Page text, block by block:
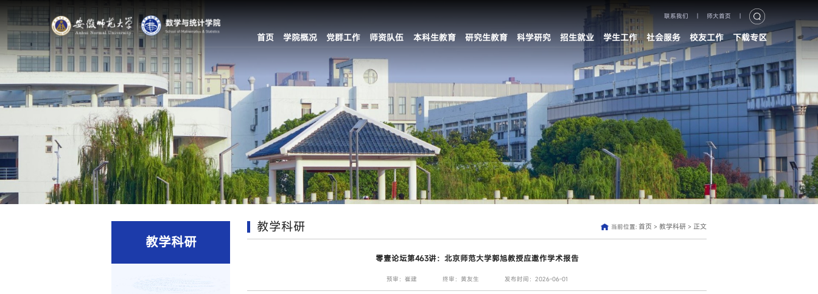
联系我们 师大首页
首页 学院概况 党群工作 师资队伍 本科生教育 研究生教育 科学研究 招生就业 学生工作 社会服务 校友工作 下载专区
教学科研
教学科研 当前位置:首页 >教学科研 >正文
零壹论坛第463讲：北京师范大学郭旭教授应邀作学术报告
预审：崔建 终审：黄友生 发布时间：2026-06-01